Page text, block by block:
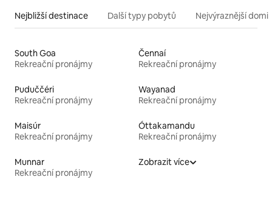
Nejbližší destinace Další typy pobytů Nejvýraznější
South Goa
Rekreační pronájmy
Čennaí
Rekreační pronájmy
Puduččéri
Rekreační pronájmy
Wayanad
Rekreační pronájmy
Maisúr
Rekreační pronájmy
Óttakamandu
Rekreační pronájmy
Munnar
Rekreační pronájmy
Zobrazit více